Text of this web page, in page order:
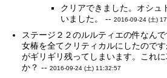
クリアできました。オシュ
いました。 --2016-09-24 (土)
ステージ２２のルルティエの件なん
女椿を全てクリティカルにしたので
がギリギリ残ってしまいます。これ
か？ --2016-09-24 (土) 11:32:57